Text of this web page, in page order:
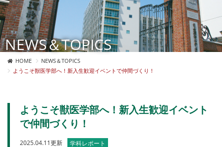
NEWS＆TOPICS
HOME
NEWS＆TOPICS
ようこそ獣医学部へ！新入生歓迎イベントで仲間づくり！
ようこそ獣医学部へ！新入生歓迎イベント
で仲間づくり！
2025.04.11更新
学科レポート